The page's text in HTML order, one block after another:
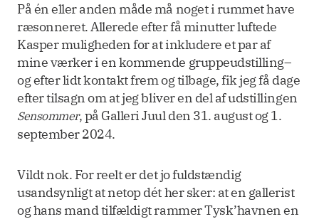
På én eller anden måde må noget i rummet have
ræsonneret. Allerede efter få minutter luftede
Kasper muligheden for at inkludere et par af
mine værker i en kommende gruppeudstilling–
og efter lidt kontakt frem og tilbage, fik jeg få dage
efter tilsagn om at jeg bliver en del af udstillingen
Sensommer, på Galleri Juul den 31. august og 1.
september 2024.
Vildt nok. For reelt er det jo fuldstændig
usandsynligt at netop dét her sker: at en gallerist
og hans mand tilfældigt rammer Tysk’havnen en